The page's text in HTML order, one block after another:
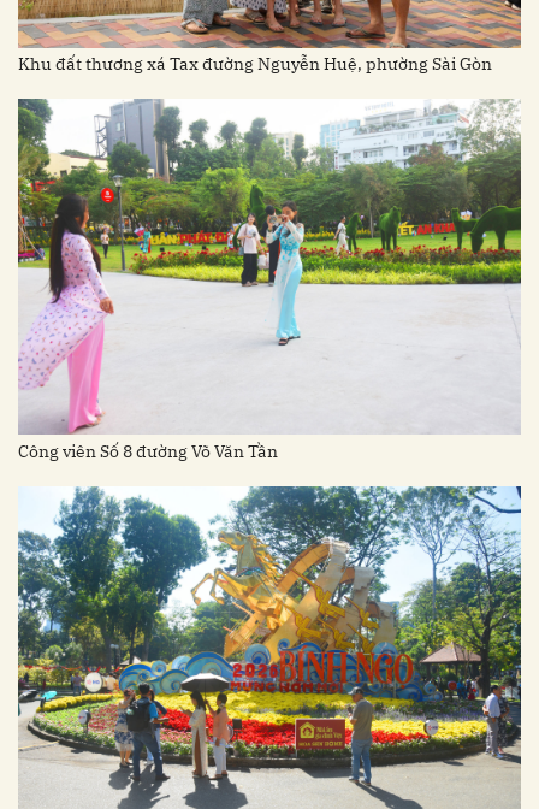
Khu đất thương xá Tax đường Nguyễn Huệ, phường Sài Gòn
Công viên Số 8 đường Võ Văn Tần